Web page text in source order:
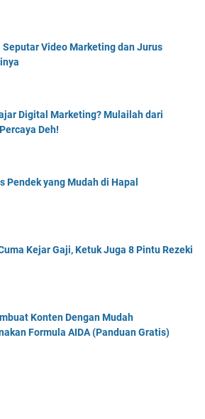
Seputar Video Marketing dan Jurus
Digital Marketing? Mulailah dari
Deh!
Pendek yang Mudah di Hapal
Kejar Gaji, Ketuk Juga 8 Pintu Rezeki
Konten Dengan Mudah
Formula AIDA (Panduan Gratis)